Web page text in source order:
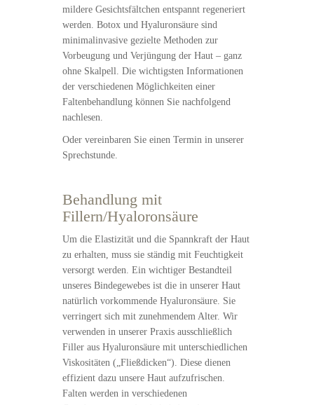
mildere Gesichtsfältchen entspannt regeneriert
werden. Botox und Hyaluronsäure sind
minimalinvasive gezielte Methoden zur
Vorbeugung und Verjüngung der Haut – ganz
ohne Skalpell. Die wichtigsten Informationen
der verschiedenen Möglichkeiten einer
Faltenbehandlung können Sie nachfolgend
nachlesen.
Oder vereinbaren Sie einen Termin in unserer
Sprechstunde.
Behandlung mit
Fillern/Hyaloronsäure
Um die Elastizität und die Spannkraft der Haut
zu erhalten, muss sie ständig mit Feuchtigkeit
versorgt werden. Ein wichtiger Bestandteil
unseres Bindegewebes ist die in unserer Haut
natürlich vorkommende Hyaluronsäure. Sie
verringert sich mit zunehmendem Alter. Wir
verwenden in unserer Praxis ausschließlich
Filler aus Hyaluronsäure mit unterschiedlichen
Viskositäten („Fließdicken“). Diese dienen
effizient dazu unsere Haut aufzufrischen.
Falten werden in verschiedenen